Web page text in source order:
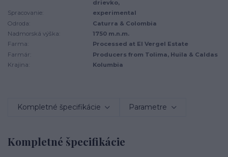
drievko,
Spracovanie:
experimental
Odroda:
Caturra & Colombia
Nadmorská výška:
1750 m.n.m.
Farma:
Processed at El Vergel Estate
Farmár:
Producers from Tolima, Huila & Caldas
Krajina:
Kolumbia
Kompletné špecifikácie Parametre
Kompletné špecifikácie